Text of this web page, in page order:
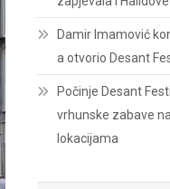
Damir Imamović
a otvorio Desant
Počinje Desant
vrhunske zabave
lokacijama